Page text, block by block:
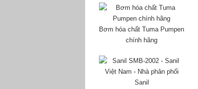
Bơm hóa chất Tuma Pumpen
chính hãng